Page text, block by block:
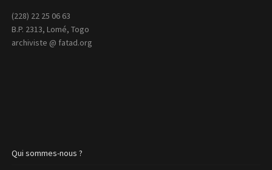
(228) 22 25 06 63
B.P. 2313, Lomé, Togo
archiviste @ fatad.org
Qui sommes-nous ?